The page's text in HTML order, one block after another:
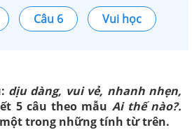
Câu 6 Vui học
dịu dàng, vui vẻ, nhanh nhẹn,
5 câu theo mẫu Ai thế nào?.
một trong những tính từ trên.